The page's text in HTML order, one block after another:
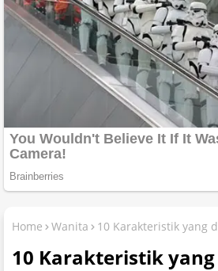
Home Wanita 10 Karakteristik yang
10 Karakteristik